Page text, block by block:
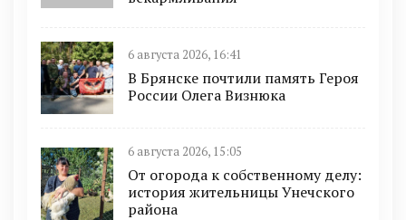
6 августа 2026, 16:41
В Брянске почтили память Героя
России Олега Визнюка
6 августа 2026, 15:05
От огорода к собственному делу:
история жительницы Унечского
района